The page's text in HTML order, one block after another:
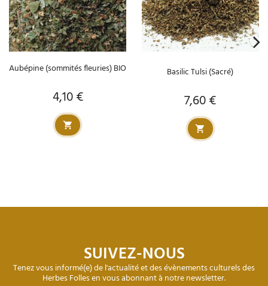
Aubépine (sommités fleuries) BIO
Prix
4,10 €
Basilic Tulsi (Sacré)
Prix
7,60 €
SUIVEZ-NOUS
Tenez vous informé(e) de l'actualité et des évènements culturels des
Herbes Folles en vous abonnant à notre newsletter.